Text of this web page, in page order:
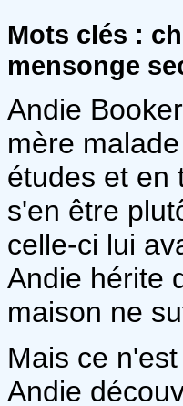
Mots clés :
mensonge
Andie
mère
études et en
s'en être
celle-ci lui
Andie hérite
maison ne
Mais ce
Andie